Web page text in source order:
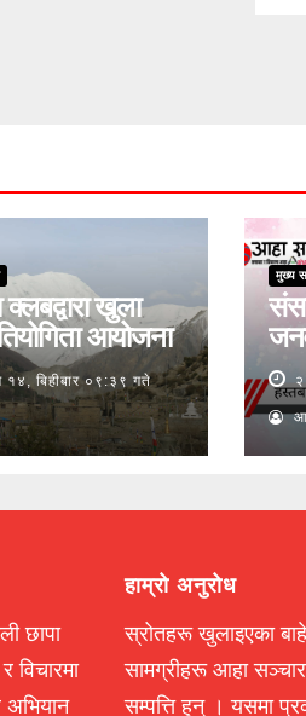
खुला
आयोजना
बिहीबार ०९:३९ गते
मुख्य
छापा
विचारमा
अभियान
हाम्रो अनुरोध
स्रोतहरू खुलाइएका
सामग्रीहरू आहा
सम्पत्ति हुन् । यसमा